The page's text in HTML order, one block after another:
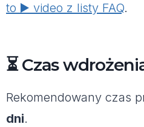
to ▶️ video z listy FAQ.
⏳ Czas
Rekomendowany czas
dni.